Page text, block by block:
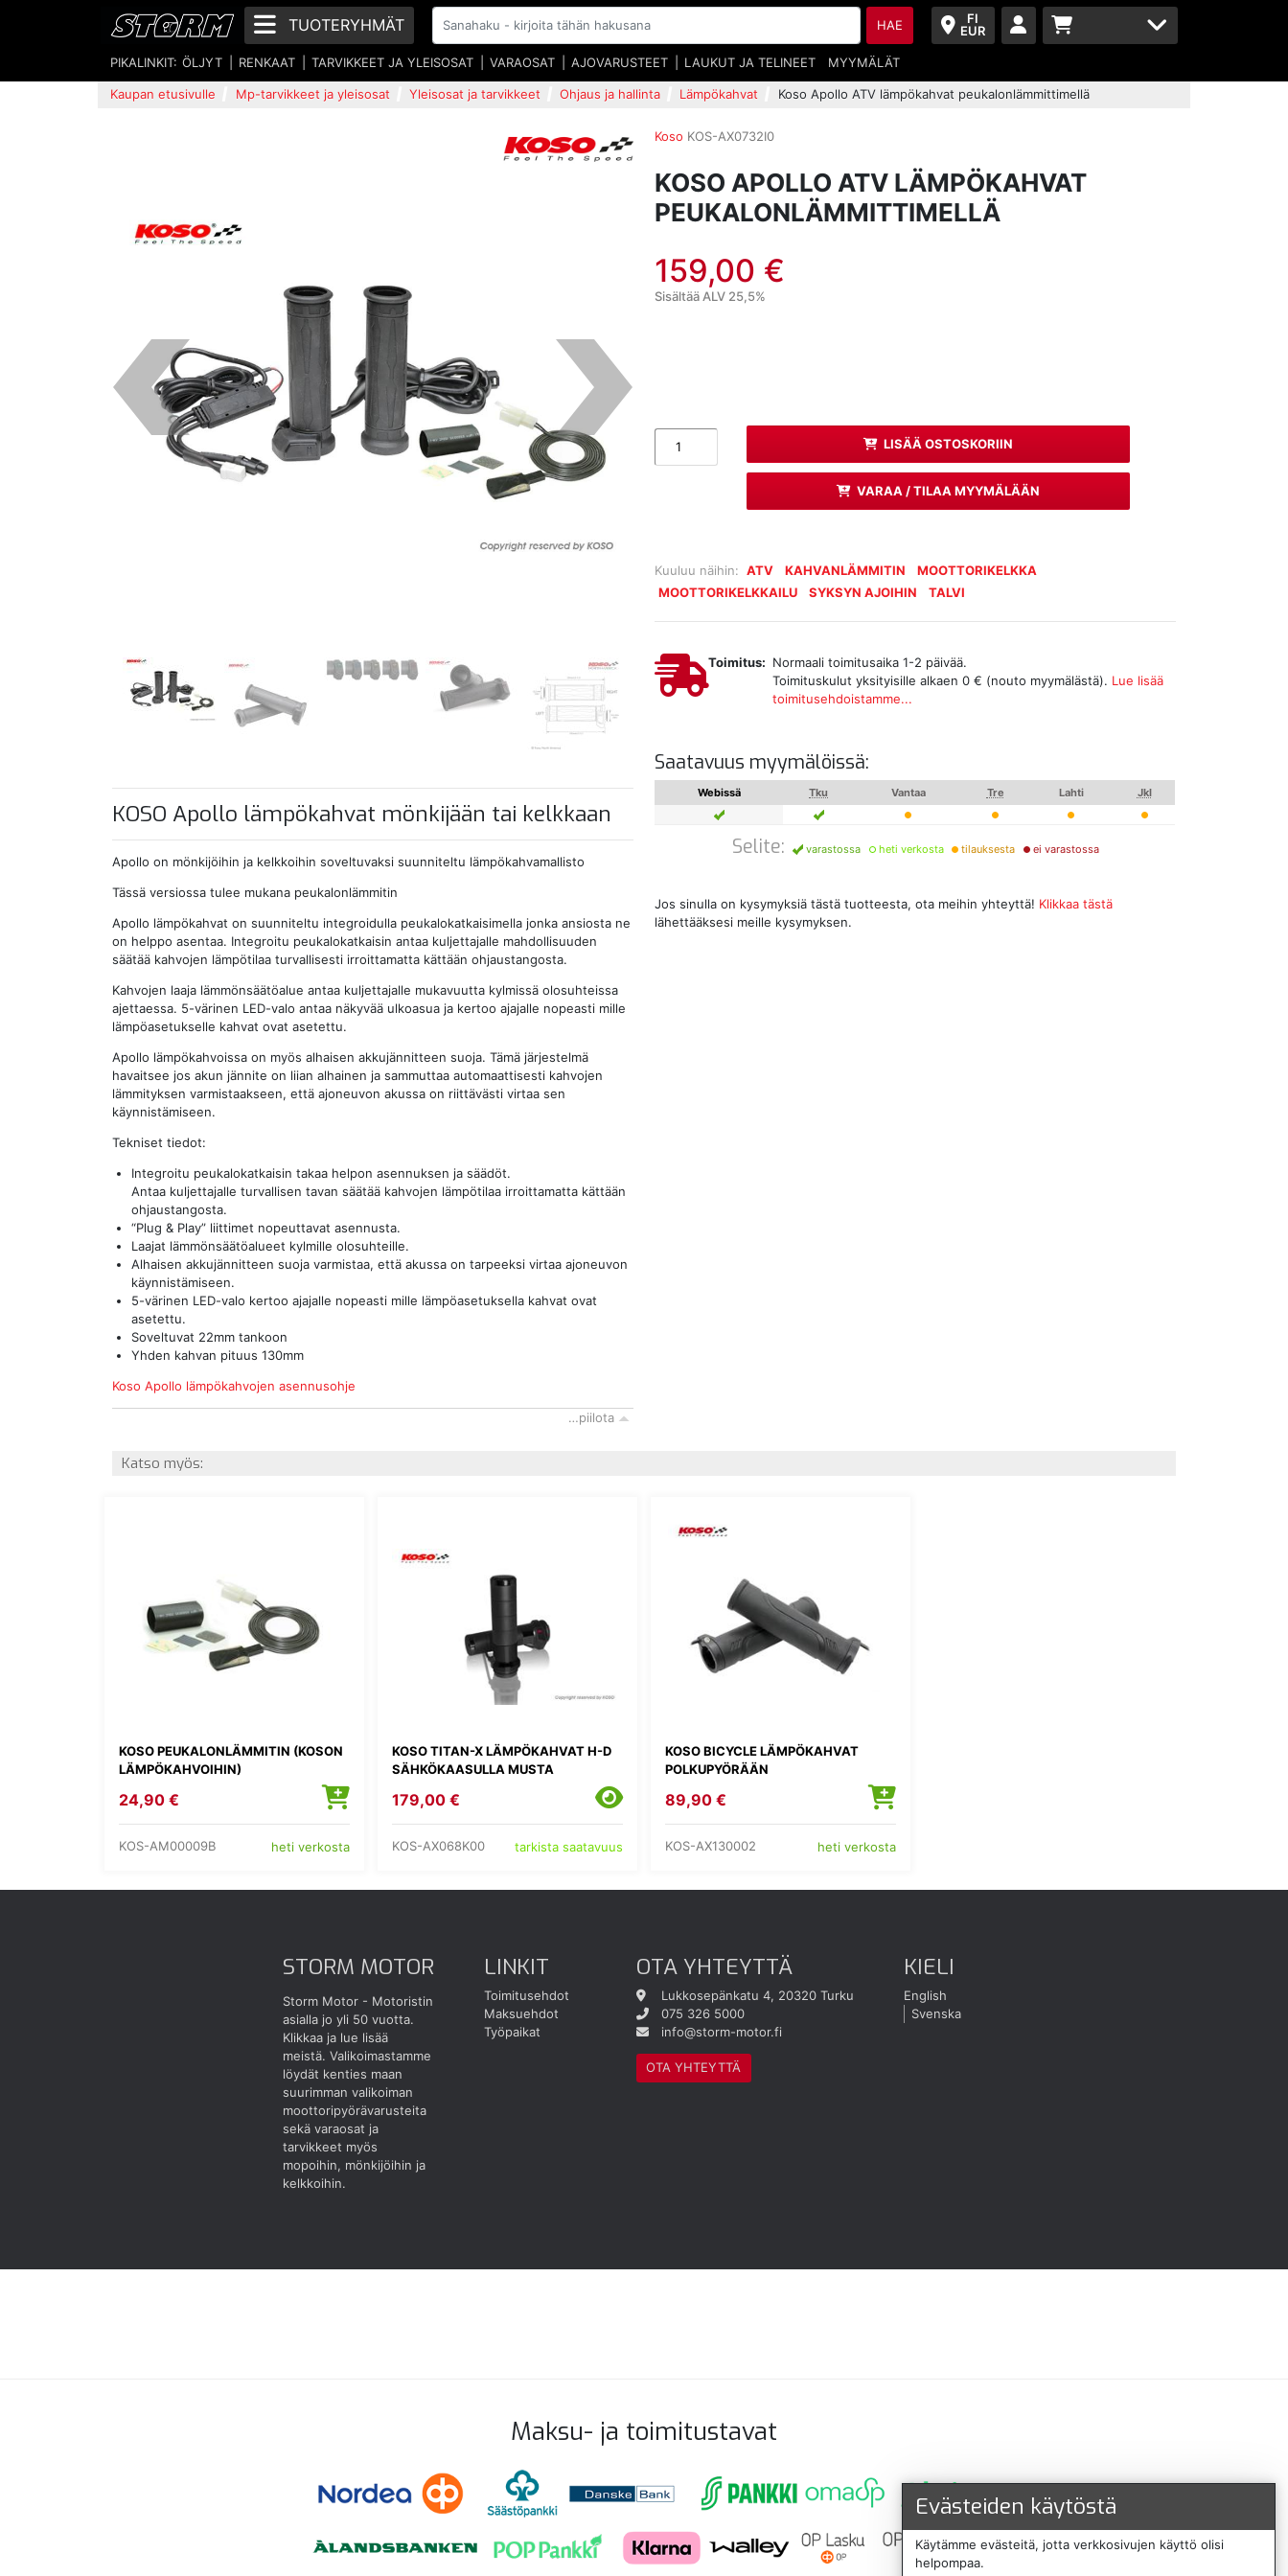
FI
EUR
TUOTERYHMÄT HAE
PIKALINKIT: ÖLJYT RENKAAT TARVIKKEET JA YLEISOSAT VARAOSAT AJOVARUSTEET LAUKUT JA TELINEET MYYMÄLÄT
Kaupan etusivulle Mp-tarvikkeet ja yleisosat Yleisosat ja tarvikkeet Ohjaus ja hallinta Lämpökahvat Koso Apollo ATV lämpökahvat peukalonlämmittimellä
Koso KOS-AX0732I0
KOSO APOLLO ATV LÄMPÖKAHVAT
PEUKALONLÄMMITTIMELLÄ
159,00 €
Sisältää ALV 25,5%
LISÄÄ OSTOSKORIIN
VARAA / TILAA MYYMÄLÄÄN
Kuuluu näihin: ATV KAHVANLÄMMITIN
MOOTTORIKELKKA
MOOTTORIKELKKAILU
SYKSYN AJOIHIN TALVI
Toimitus: Normaali toimitusaika 1-2 päivää.
Toimituskulut yksityisille alkaen 0 € (nouto myymälästä). Lue lisää
toimitusehdoistamme...
Saatavuus myymälöissä:
Webissä Tku Vantaa Tre Lahti Jkl
Selite: varastossa heti verkosta tilauksesta ei varastossa
Jos sinulla on kysymyksiä tästä tuotteesta, ota meihin yhteyttä! Klikkaa tästä
lähettääksesi meille kysymyksen.
KOSO Apollo lämpökahvat mönkijään tai kelkkaan
Apollo on mönkijöihin ja kelkkoihin soveltuvaksi suunniteltu lämpökahvamallisto
Tässä versiossa tulee mukana peukalonlämmitin
Apollo lämpökahvat on suunniteltu integroidulla peukalokatkaisimella jonka ansiosta ne
on helppo asentaa. Integroitu peukalokatkaisin antaa kuljettajalle mahdollisuuden
säätää kahvojen lämpötilaa turvallisesti irroittamatta kättään ohjaustangosta.
Kahvojen laaja lämmönsäätöalue antaa kuljettajalle mukavuutta kylmissä olosuhteissa
ajettaessa. 5-värinen LED-valo antaa näkyvää ulkoasua ja kertoo ajajalle nopeasti mille
lämpöasetukselle kahvat ovat asetettu.
Apollo lämpökahvoissa on myös alhaisen akkujännitteen suoja. Tämä järjestelmä
havaitsee jos akun jännite on liian alhainen ja sammuttaa automaattisesti kahvojen
lämmityksen varmistaakseen, että ajoneuvon akussa on riittävästi virtaa sen
käynnistämiseen.
Tekniset tiedot:
Integroitu peukalokatkaisin takaa helpon asennuksen ja säädöt.
Antaa kuljettajalle turvallisen tavan säätää kahvojen lämpötilaa irroittamatta kättään
ohjaustangosta.
“Plug & Play” liittimet nopeuttavat asennusta.
Laajat lämmönsäätöalueet kylmille olosuhteille.
Alhaisen akkujännitteen suoja varmistaa, että akussa on tarpeeksi virtaa ajoneuvon
käynnistämiseen.
5-värinen LED-valo kertoo ajajalle nopeasti mille lämpöasetuksella kahvat ovat
asetettu.
Soveltuvat 22mm tankoon
Yhden kahvan pituus 130mm
Koso Apollo lämpökahvojen asennusohje
…piilota
Katso myös:
KOSO PEUKALONLÄMMITIN (KOSON
LÄMPÖKAHVOIHIN)
24,90 €
KOS-AM00009B heti verkosta
KOSO TITAN-X LÄMPÖKAHVAT H-D
SÄHKÖKAASULLA MUSTA
179,00 €
KOS-AX068K00 tarkista saatavuus
KOSO BICYCLE LÄMPÖKAHVAT
POLKUPYÖRÄÄN
89,90 €
KOS-AX130002 heti verkosta
STORM MOTOR
Storm Motor - Motoristin
asialla jo yli 50 vuotta.
Klikkaa ja lue lisää
meistä. Valikoimastamme
löydät kenties maan
suurimman valikoiman
moottoripyörävarusteita
sekä varaosat ja
tarvikkeet myös
mopoihin, mönkijöihin ja
kelkkoihin.
LINKIT
Toimitusehdot
Maksuehdot
Työpaikat
OTA YHTEYTTÄ
Lukkosepänkatu 4, 20320 Turku
075 326 5000
info@storm-motor.fi
OTA YHTEYTTÄ
KIELI
English
Svenska
Maksu- ja toimitustavat
Evästeiden käytöstä
Käytämme evästeitä, jotta verkkosivujen käyttö olisi
helpompaa.